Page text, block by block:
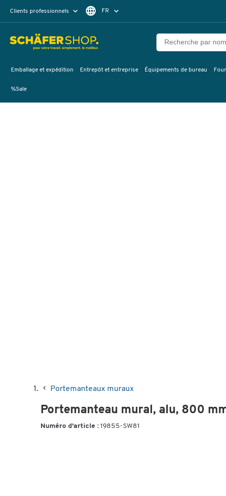
Clients professionnels FR
Emballage et expédition Entrepôt et entreprise Équipements de bureau
%Sale
Portemanteaux muraux
Portemanteau mural, alu, 800
Numéro d'article : 19855-SW81